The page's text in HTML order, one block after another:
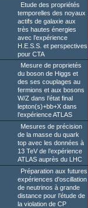
Etude des propriétés
temporelles des noyaux
actifs de galaxie aux
très hautes énergies
avec l’expérience
H.E.S.S. et perspectives
pour CTA
Mesure de proprietés
du boson de Higgs et
des ses couplages au
fermions et aux bosons
W/Z dans l’état final
lepton(s)+bb+X dans
l’expérience ATLAS
Mesures de précision
de la masse du quark
top avec les données à
13 TeV de l’expérience
ATLAS auprès du LHC
Préparation aux futures
expériences d’oscillation
de neutrinos à grande
distance pour l’étude de
la violation de CP